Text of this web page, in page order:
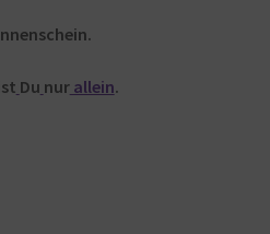
Du nurallein.